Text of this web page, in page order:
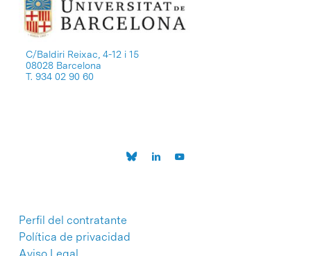
C/Baldiri Reixac, 4-12 i 15
08028 Barcelona
T. 934 02 90 60
Perfil del contratante
Política de privacidad